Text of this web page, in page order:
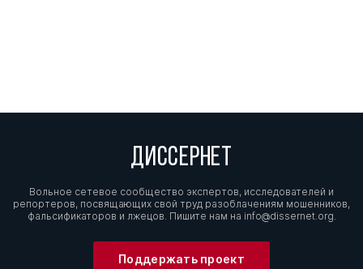
ДИССЕРНЕТ
Вольное сетевое сообщество экспертов, исследователей и
репортеров, посвящающих свой труд разоблачениям мошенников,
фальсификаторов и лжецов. Пишите нам на info@dissernet.org.
Поддержать проект